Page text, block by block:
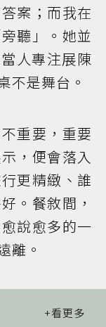
案；而我在
聽」。她並
人專注展陳
不是舞台。
重要，重要
，便會落入
更精緻、誰
。餐敘間，
說愈多的一
離。